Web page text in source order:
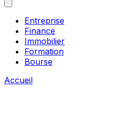
Entreprise
Finance
Immobilier
Formation
Bourse
Accueil